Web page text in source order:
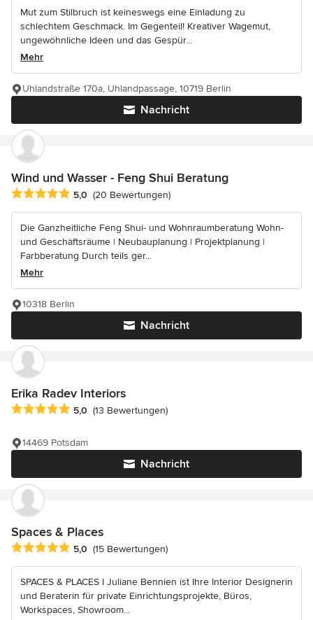
Mut zum Stilbruch ist keineswegs eine Einladung zu
schlechtem Geschmack. Im Gegenteil! Kreativer Wagemut,
ungewöhnliche Ideen und das Gespür...
Mehr
Nachricht
Uhlandstraße 170a, Uhlandpassage, 10719 Berlin
Wind und Wasser - Feng Shui Beratung
Durchschnittliche Bewertung: 5 von 5 Sternen
5,0 (20 Bewertungen)
Die Ganzheitliche Feng Shui- und Wohnraumberatung Wohn-
und Geschäftsräume | Neubauplanung | Projektplanung |
Farbberatung Durch teils ger...
Mehr
Nachricht
10318 Berlin
Erika Radev Interiors
Durchschnittliche Bewertung: 5 von 5 Sternen
5,0 (13 Bewertungen)
Nachricht
14469 Potsdam
Spaces & Places
Durchschnittliche Bewertung: 5 von 5 Sternen
5,0 (15 Bewertungen)
SPACES & PLACES I Juliane Bennien ist Ihre Interior Designerin
und Beraterin für private Einrichtungsprojekte, Büros,
Workspaces, Showroom...